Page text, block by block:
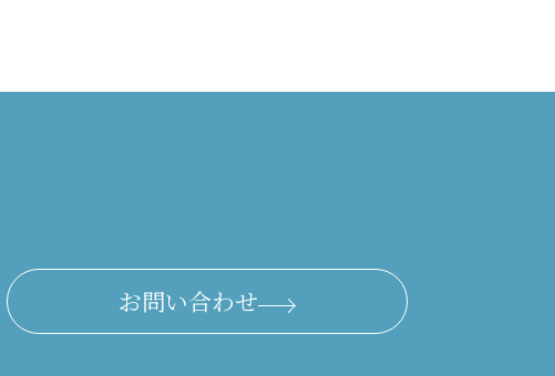
お問い合わせ